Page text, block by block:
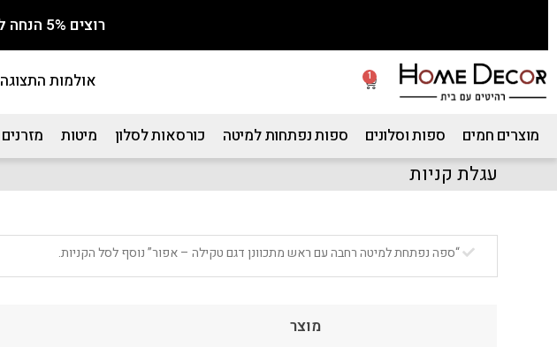
רוצים 5% הנחה לרכישה הראשונה? לחצו כאן!
1 אולמות התצוגה
מוצרים חמים ספות וסלונים ספות נפתחות למיטה כורסאות לסלון מיטות מזרנים
עגלת קניות
“ספה נפתחת למיטה רחבה עם ראש מתכוונן דגם טקילה – אפור” נוסף לסל הקניות.
מוצר